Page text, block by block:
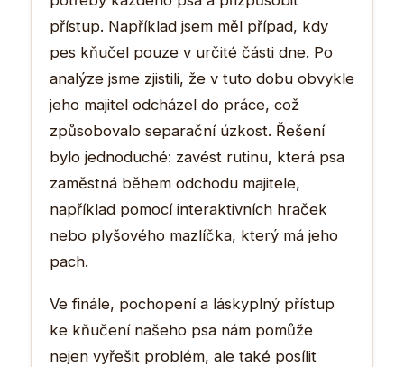
přístup. Například jsem měl případ, kdy
pes kňučel pouze v určité části dne. Po
analýze jsme zjistili, že v tuto dobu obvykle
jeho majitel odcházel do práce, což
způsobovalo separační úzkost. Řešení
bylo jednoduché: zavést rutinu, která psa
zaměstná během odchodu majitele,
například pomocí interaktivních hraček
nebo plyšového mazlíčka, který má jeho
pach.
Ve finále, pochopení a láskyplný přístup
ke kňučení našeho psa nám pomůže
nejen vyřešit problém, ale také posílit